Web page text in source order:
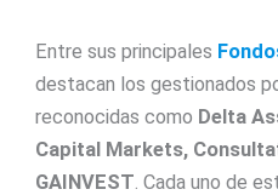
Entre sus principales
destacan los gestionados
reconocidas como Delta
Capital Markets,
GAINVEST. Cada uno de